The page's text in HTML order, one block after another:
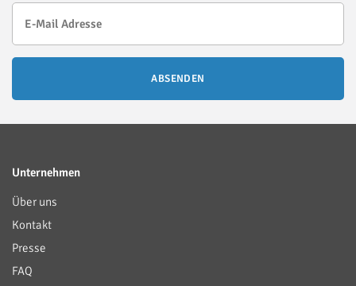
ABSENDEN
Unternehmen
Über uns
Kontakt
Presse
FAQ